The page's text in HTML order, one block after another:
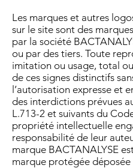
Les marques et autres
sur le site sont des
par la société
ou par des tiers. Toute
imitation ou usage, total
de ces signes distinctifs
l’autorisation expresse et
des interdictions prévues
L.713-2 et suivants du
propriété intellectuelle
responsabilité de leur
marque BACTANALYSE
marque protégée déposée